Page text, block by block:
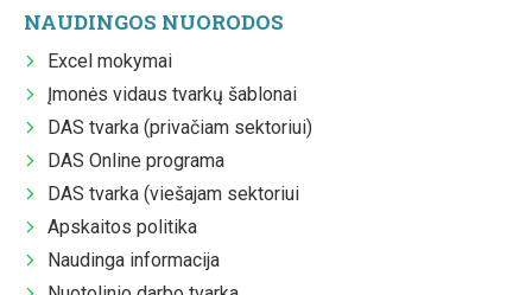
NAUDINGOS NUORODOS
Excel mokymai
Įmonės vidaus tvarkų šablonai
DAS tvarka (privačiam sektoriui)
DAS Online programa
DAS tvarka (viešajam sektoriui
Apskaitos politika
Naudinga informacija